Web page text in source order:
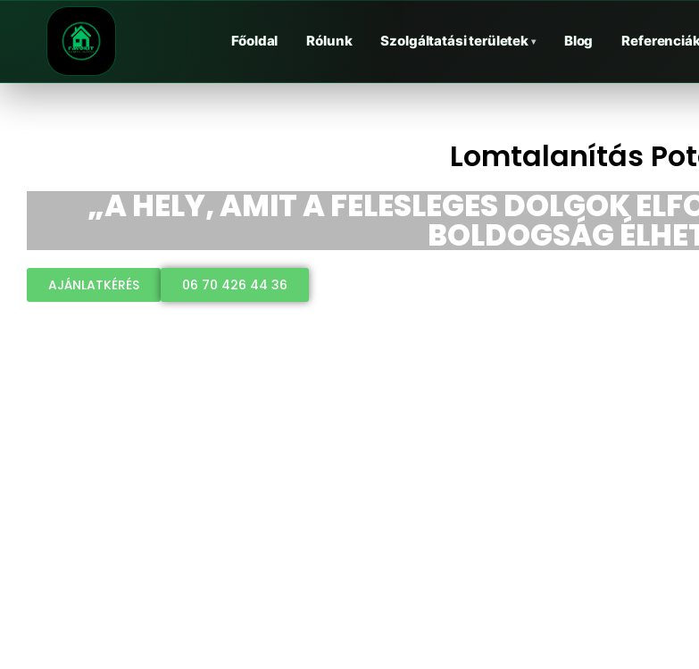
Főoldal Rólunk Szolgáltatási területek ▾ Blog
Lomtalanítás
„A HELY, AMIT A FELESLEGES DOLGOK
BOLDOGSÁG
AJÁNLATKÉRÉS 06 70 426 44 36